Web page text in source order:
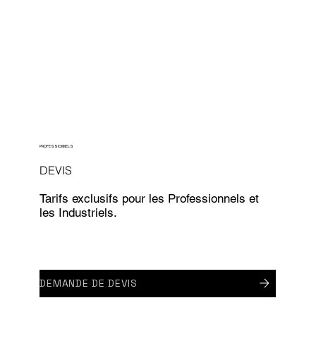
DEVIS
PROFESSIONNELS
Tarifs exclusifs pour les Professionnels et
les Industriels.
DEMANDE DE DEVIS